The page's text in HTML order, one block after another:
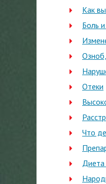
Как
Боль
Отеки
Что
Диета